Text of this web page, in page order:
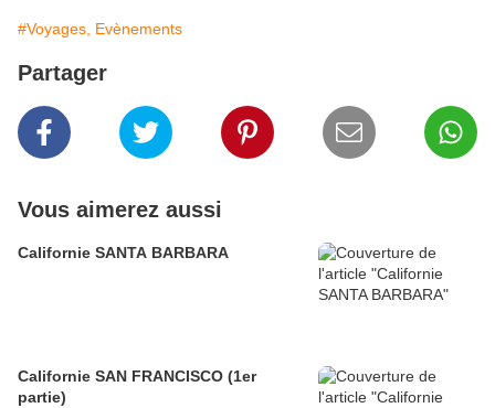
#Voyages, Evènements
Partager
Vous aimerez aussi
Californie SANTA BARBARA
Californie SAN FRANCISCO (1er
partie)